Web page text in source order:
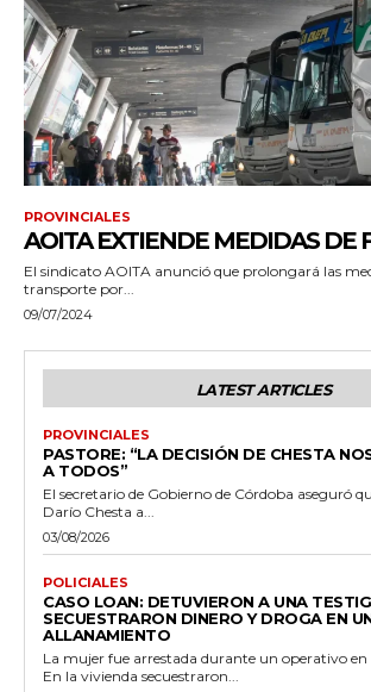
PROVINCIALES
AOITA EXTIENDE MEDIDAS DE
El sindicato AOITA anunció que prolongará las
transporte por...
09/07/2024
LATEST ARTICLES
PROVINCIALES
PASTORE: “LA DECISIÓN DE CHESTA
A TODOS”
El secretario de Gobierno de Córdoba aseguró
Darío Chesta a...
03/08/2026
POLICIALES
CASO LOAN: DETUVIERON A UNA
SECUESTRARON DINERO Y DROGA EN
ALLANAMIENTO
La mujer fue arrestada durante un operativo en
En la vivienda secuestraron...